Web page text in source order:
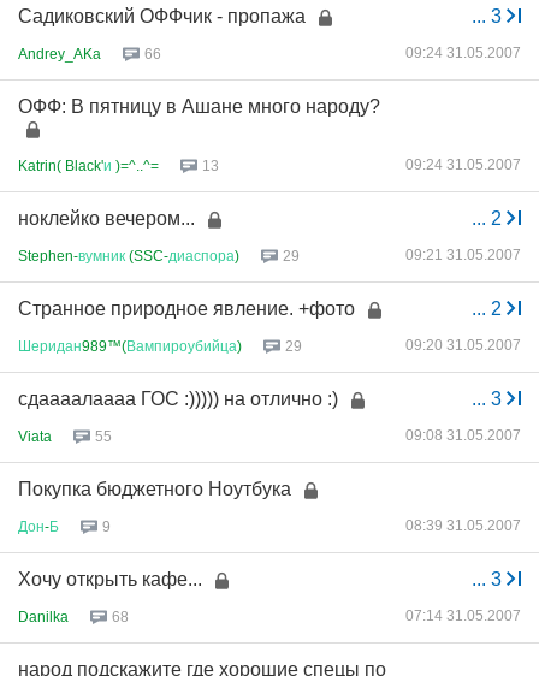
... 3
Садиковский ОФФчик - пропажа
Andrey_AKa 66 09:24 31.05.2007
ОФФ: В пятницу в Ашане много народу?
Katrin( Black'и )=^..^= 13 09:24 31.05.2007
... 2
ноклейко вечером...
Stephen-вумник (SSC-диаспора) 29 09:21 31.05.2007
... 2
Странное природное явление. +фото
Шеридан989™(Вампироубийца) 29 09:20 31.05.2007
... 3
сдаааалаааа ГОС :))))) на отлично :)
Viata 55 09:08 31.05.2007
Покупка бюджетного Ноутбука
Дон-Б 9 08:39 31.05.2007
... 3
Хочу открыть кафе...
Danilka 68 07:14 31.05.2007
народ подскажите где хорошие спецы по